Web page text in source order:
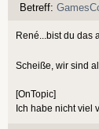
Betreff:
René...bist du das
Scheiße, wir sind
[OnTopic]
Ich habe nicht viel